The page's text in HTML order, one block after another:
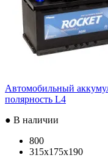
Автомобильный
полярность L4
● В наличии
800
315x175x190